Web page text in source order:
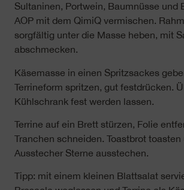
Sultaninen, Portwein, Baumnüsse und
AOP mit dem QimiQ vermischen.
sorgfältig unter die Masse heben, mit
abschmecken.
Käsemasse in einen Spritzsackes
Terrineform spritzen, gut festdrücken.
Kühlschrank fest werden lassen.
Terrine auf ein Brett stürzen, Folie
Tranchen schneiden. Toastbrot
Ausstecher Sterne ausstechen.
Tipp: mit einem kleinen Blattsalat